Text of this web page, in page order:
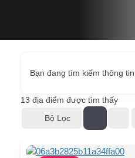
Bạn đang tìm kiếm thông
13 địa điểm được tìm thấy
Bộ Lọc